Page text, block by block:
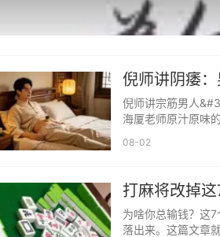
提升：世界永远青睐强者
你越优秀，世界对你越温柔；你越弱
当你足够优秀时，整个世界都会为你
担当：成年人的生活没有容易二字
倪师讲阴痿
回来
倪师讲宗筋男人
海厦老师原汁原味
08-02
打麻将改掉
为啥你总输钱？这
落出来。这篇文章